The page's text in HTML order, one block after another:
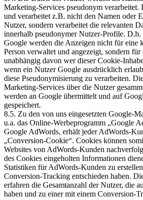
Marketing-Services pseudonym verarbeitet.
und verarbeitet z.B. nicht den Namen oder
Nutzer, sondern verarbeitet die relevanten
innerhalb pseudonymer Nutzer-Profile. D.h.
Google werden die Anzeigen nicht für eine
Person verwaltet und angezeigt, sondern
unabhängig davon wer dieser Cookie-
wenn ein Nutzer Google ausdrücklich
diese Pseudonymisierung zu verarbeiten.
Marketing-Services über die Nutzer
werden an Google übermittelt und auf
gespeichert.
8.5. Zu den von uns eingesetzten Google-
u.a. das Online-Werbeprogramm „Google
Google AdWords, erhält jeder AdWords-
„Conversion-Cookie“. Cookies können
Websites von AdWords-Kunden
des Cookies eingeholten Informationen
Statistiken für AdWords-Kunden zu
Conversion-Tracking entschieden haben.
erfahren die Gesamtanzahl der Nutzer, die
haben und zu einer mit einem Conversion-